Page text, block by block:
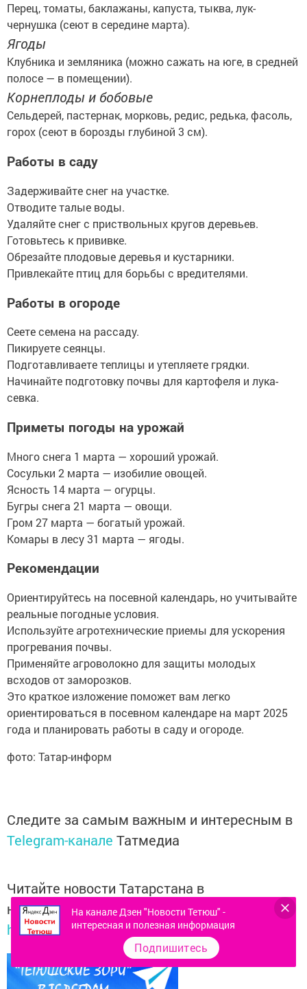
Перец, томаты, баклажаны, капуста, тыква, лук-
чернушка (сеют в середине марта).
Ягоды
Клубника и земляника (можно сажать на юге, в средней
полосе — в помещении).
Корнеплоды и бобовые
Сельдерей, пастернак, морковь, редис, редька, фасоль,
горох (сеют в борозды глубиной 3 см).
Работы в саду
Задерживайте снег на участке.
Отводите талые воды.
Удаляйте снег с приствольных кругов деревьев.
Готовьтесь к прививке.
Обрезайте плодовые деревья и кустарники.
Привлекайте птиц для борьбы с вредителями.
Работы в огороде
Сеете семена на рассаду.
Пикируете сеянцы.
Подготавливаете теплицы и утепляете грядки.
Начинайте подготовку почвы для картофеля и лука-
севка.
Приметы погоды на урожай
Много снега 1 марта — хороший урожай.
Сосульки 2 марта — изобилие овощей.
Ясность 14 марта — огурцы.
Бугры снега 21 марта — овощи.
Гром 27 марта — богатый урожай.
Комары в лесу 31 марта — ягоды.
Рекомендации
Ориентируйтесь на посевной календарь, но учитывайте
реальные погодные условия.
Используйте агротехнические приемы для ускорения
прогревания почвы.
Применяйте агроволокно для защиты молодых
всходов от заморозков.
Это краткое изложение поможет вам легко
ориентироваться в посевном календаре на март 2025
года и планировать работы в саду и огороде.
фото: Татар-информ
Следите за самым важным и интересным в
Telegram-канале Татмедиа
Читайте новости Татарстана в
национальном мессенджере MАХ:
https://max.ru/tatmedia
На канале Дзен "Новости Тетюш" -
интересная и полезная информация
Подпишитесь